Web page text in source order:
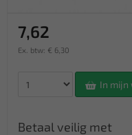
7,62
Ex. btw: € 6,30
In mijn
Betaal veilig met